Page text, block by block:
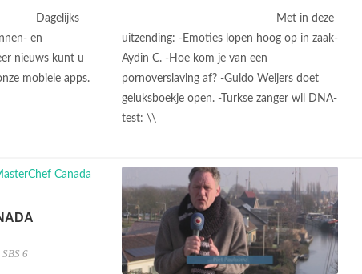
Dagelijks
en
nieuws kunt u
mobiele apps.
Met in deze
uitzending: -Emoties lopen hoog op in zaak-
Aydin C. -Hoe kom je van een
pornoverslaving af? -Guido Weijers doet
geluksboekje open. -Turkse zanger wil DNA-
test: \\
SBS 6